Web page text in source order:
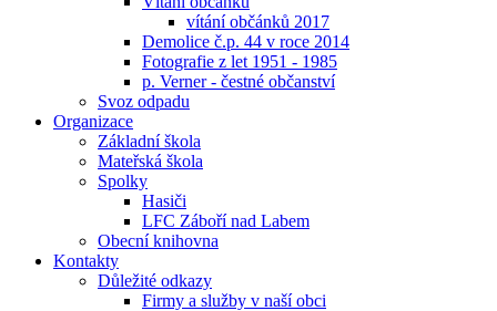
vítání občánků 2017
Demolice č.p. 44 v roce 2014
Fotografie z let 1951 - 1985
p. Verner - čestné občanství
Svoz odpadu
Organizace
Základní škola
Mateřská škola
Spolky
Hasiči
LFC Záboří nad Labem
Obecní knihovna
Kontakty
Důležité odkazy
Firmy a služby v naší obci